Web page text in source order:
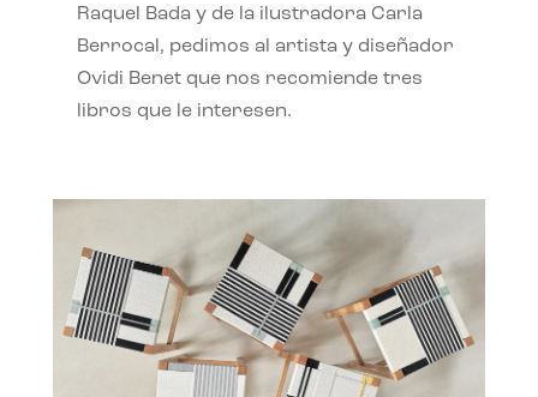
Raquel Bada y de la ilustradora Carla
Berrocal, pedimos al artista y diseñador
Ovidi Benet que nos recomiende tres
libros que le interesen.